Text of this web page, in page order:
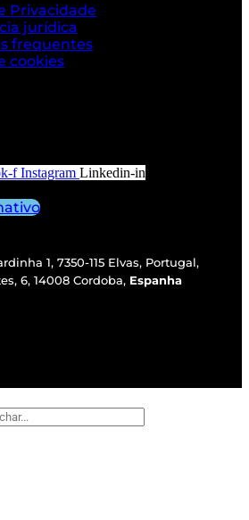
Privacidade
jurídica
frequentes
cookies
f Instagram Linkedin-in
1, 7350-115 Elvas, Portugal,
6, 14008 Cordoba, Espanha